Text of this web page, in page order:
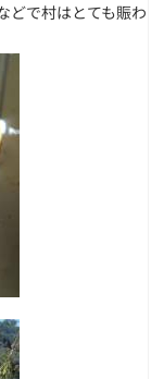
どで村はとても賑わ